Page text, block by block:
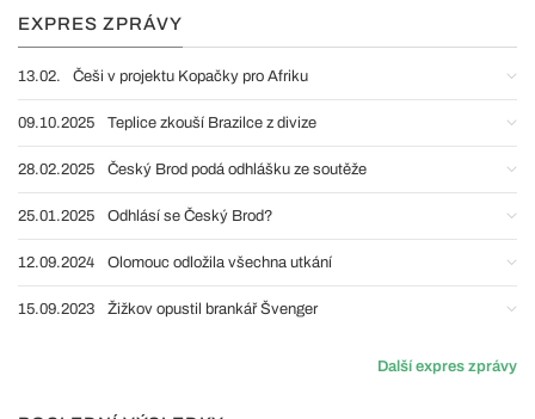
EXPRES ZPRÁVY
13.02. Češi v projektu Kopačky pro Afriku
09.10.2025 Teplice zkouší Brazilce z divize
28.02.2025 Český Brod podá odhlášku ze soutěže
25.01.2025 Odhlásí se Český Brod?
12.09.2024 Olomouc odložila všechna utkání
15.09.2023 Žižkov opustil brankář Švenger
Další expres zprávy